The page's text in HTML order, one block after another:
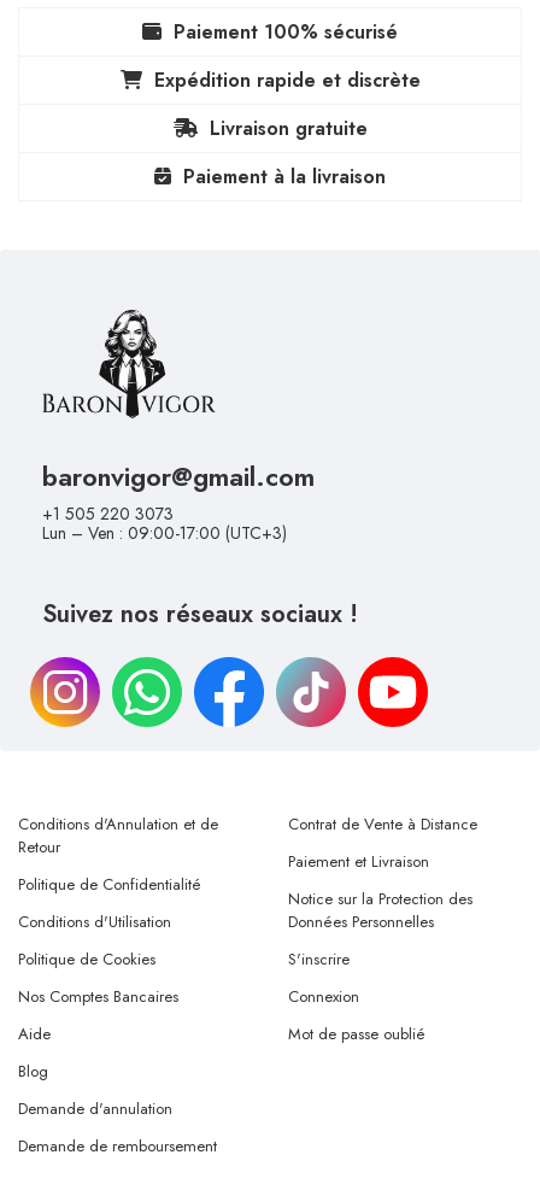
Paiement 100% sécurisé
Expédition rapide et discrète
Livraison gratuite
Paiement à la livraison
baronvigor@gmail.com
+1 505 220 3073
Lun – Ven : 09:00-17:00 (UTC+3)
Suivez nos réseaux sociaux !
Conditions d'Annulation et de
Retour
Politique de Confidentialité
Conditions d'Utilisation
Contrat de Vente à Distance
Paiement et Livraison
Notice sur la Protection des
Données Personnelles
Politique de Cookies
Nos Comptes Bancaires
Aide
S'inscrire
Connexion
Mot de passe oublié
Blog
Demande d'annulation
Demande de remboursement